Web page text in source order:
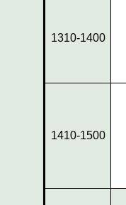
1310-1400
1410-1500